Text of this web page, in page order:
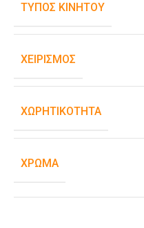
ΤΎΠΟΣ ΚΙΝΗΤΟΎ
ΧΕΙΡΙΣΜΌΣ
ΧΩΡΗΤΙΚΌΤΗΤΑ
ΧΡΏΜΑ